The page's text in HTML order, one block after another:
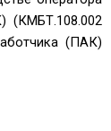
(КМБТ.108.002
(ПАК)